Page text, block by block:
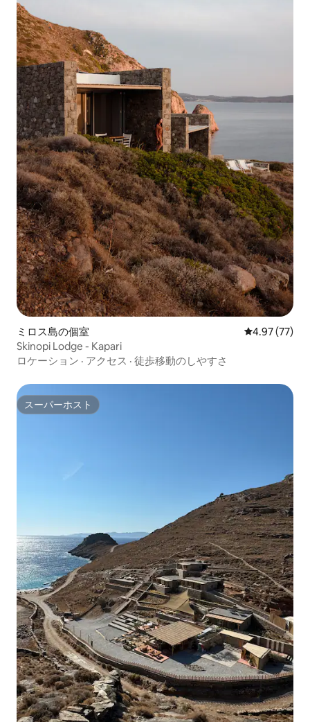
ミロス島の個室 レビュー77
4.97 (77)
Skinopi Lodge - Kapari
ロケーション · アクセス · 徒歩移動のしやすさ
スーパーホスト
スーパーホスト